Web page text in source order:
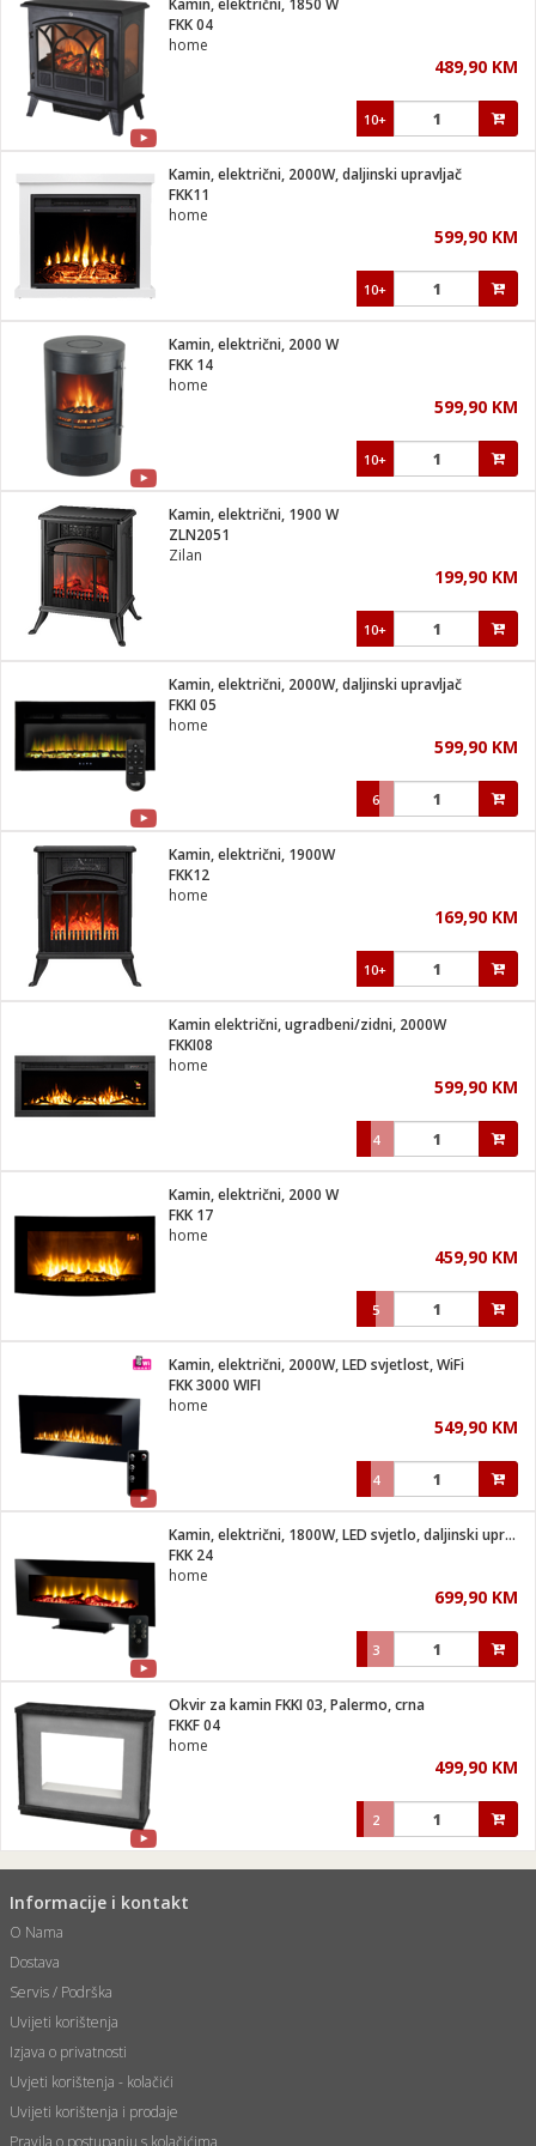
ostalo
pribor
pribor
Vitrine
/ Zdravlje
za kosu
i kutije
osigurači
gorivo
Kamin, električni, 1850 W
FKK 04
home
489,90 KM
10+
Kamin, električni, 2000W, daljinski upravljač
FKK11
home
599,90 KM
10+
Kamin, električni, 2000 W
FKK 14
home
599,90 KM
10+
Kamin, električni, 1900 W
ZLN2051
Zilan
199,90 KM
10+
Kamin, električni, 2000W, daljinski upravljač
FKKI 05
home
599,90 KM
6
Kamin, električni, 1900W
FKK12
home
169,90 KM
10+
Kamin električni, ugradbeni/zidni, 2000W
FKKI08
home
599,90 KM
4
Kamin, električni, 2000 W
FKK 17
home
459,90 KM
5
Kamin, električni, 2000W, LED svjetlost, WiFi
FKK 3000 WIFI
home
549,90 KM
4
Kamin, električni, 1800W, LED svjetlo, daljinski upravljač
FKK 24
home
699,90 KM
3
Okvir za kamin FKKI 03, Palermo, crna
FKKF 04
home
499,90 KM
2
Informacije i kontakt
O Nama
Dostava
Servis / Podrška
Uvijeti korištenja
Izjava o privatnosti
Uvjeti korištenja - kolačići
Uvijeti korištenja i prodaje
Pravila o postupanju s kolačićima